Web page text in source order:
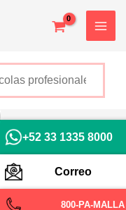
2552
+52 33 1335 8000
Correo
800-PA-MALLA